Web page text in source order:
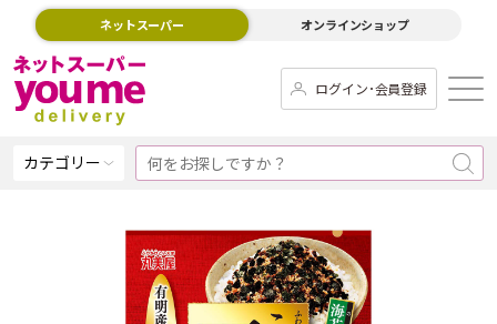
ネットスーパー オンラインショップ
ログイン･会員登録
カテゴリー